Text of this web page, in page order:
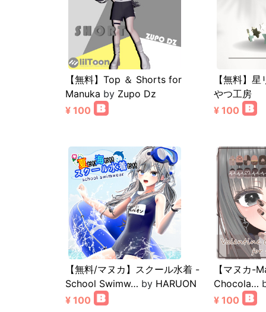
【無料】Top ＆ Shorts for
Manuka by Zupo Dz
¥ 100
【無料】
やつ工房
¥ 100
【無料/マヌカ】スクール水着 -
School Swimw… by HARUON
¥ 100
【マヌカ-
Chocola…
¥ 100